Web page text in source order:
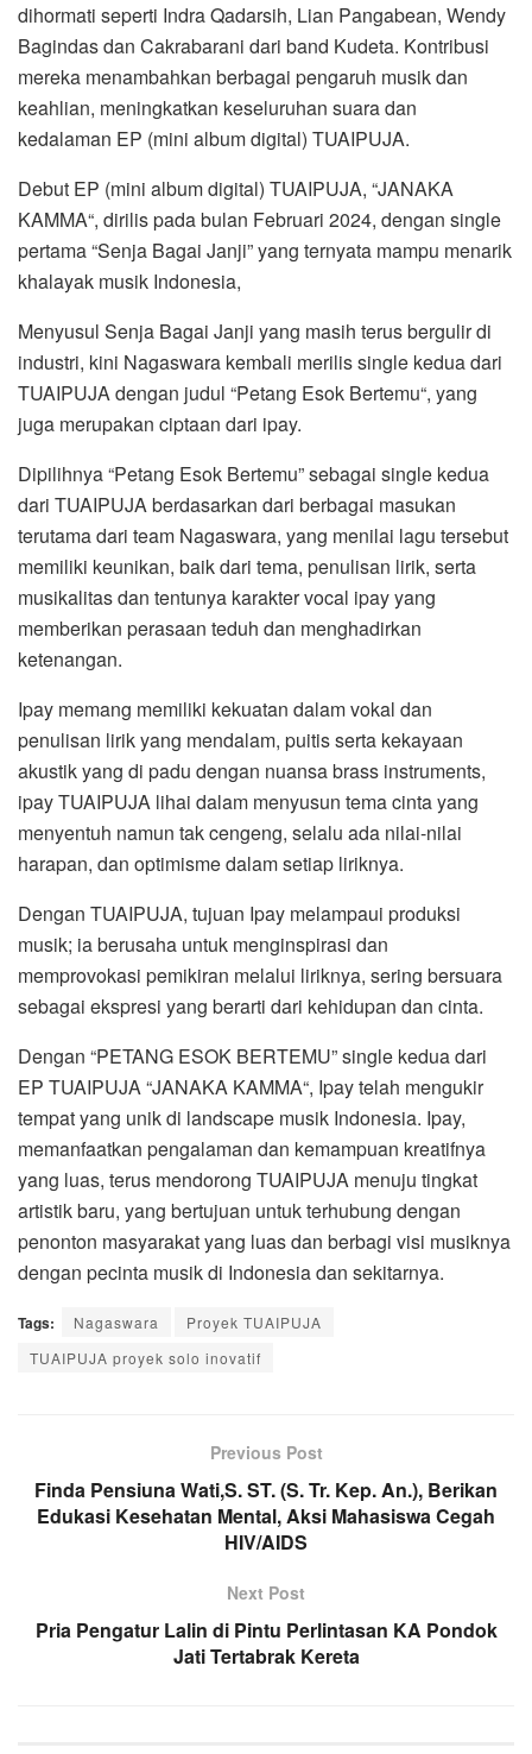
dihormati seperti Indra Qadarsih, Lian Pangabean, Wendy
Bagindas dan Cakrabarani dari band Kudeta. Kontribusi
mereka menambahkan berbagai pengaruh musik dan
keahlian, meningkatkan keseluruhan suara dan
kedalaman EP (mini album digital) TUAIPUJA.
Debut EP (mini album digital) TUAIPUJA, “JANAKA
KAMMA“, dirilis pada bulan Februari 2024, dengan single
pertama “Senja Bagai Janji” yang ternyata mampu menarik
khalayak musik Indonesia,
Menyusul Senja Bagai Janji yang masih terus bergulir di
industri, kini Nagaswara kembali merilis single kedua dari
TUAIPUJA dengan judul “Petang Esok Bertemu“, yang
juga merupakan ciptaan dari ipay.
Dipilihnya “Petang Esok Bertemu” sebagai single kedua
dari TUAIPUJA berdasarkan dari berbagai masukan
terutama dari team Nagaswara, yang menilai lagu tersebut
memiliki keunikan, baik dari tema, penulisan lirik, serta
musikalitas dan tentunya karakter vocal ipay yang
memberikan perasaan teduh dan menghadirkan
ketenangan.
Ipay memang memiliki kekuatan dalam vokal dan
penulisan lirik yang mendalam, puitis serta kekayaan
akustik yang di padu dengan nuansa brass instruments,
ipay TUAIPUJA lihai dalam menyusun tema cinta yang
menyentuh namun tak cengeng, selalu ada nilai-nilai
harapan, dan optimisme dalam setiap liriknya.
Dengan TUAIPUJA, tujuan Ipay melampaui produksi
musik; ia berusaha untuk menginspirasi dan
memprovokasi pemikiran melalui liriknya, sering bersuara
sebagai ekspresi yang berarti dari kehidupan dan cinta.
Dengan “PETANG ESOK BERTEMU” single kedua dari
EP TUAIPUJA “JANAKA KAMMA“, Ipay telah mengukir
tempat yang unik di landscape musik Indonesia. Ipay,
memanfaatkan pengalaman dan kemampuan kreatifnya
yang luas, terus mendorong TUAIPUJA menuju tingkat
artistik baru, yang bertujuan untuk terhubung dengan
penonton masyarakat yang luas dan berbagi visi musiknya
dengan pecinta musik di Indonesia dan sekitarnya.
Tags: Nagaswara
Proyek TUAIPUJA
TUAIPUJA proyek solo inovatif
Previous Post
Finda Pensiuna Wati,S. ST. (S. Tr. Kep. An.), Berikan
Edukasi Kesehatan Mental, Aksi Mahasiswa Cegah
HIV/AIDS
Next Post
Pria Pengatur Lalin di Pintu Perlintasan KA Pondok
Jati Tertabrak Kereta